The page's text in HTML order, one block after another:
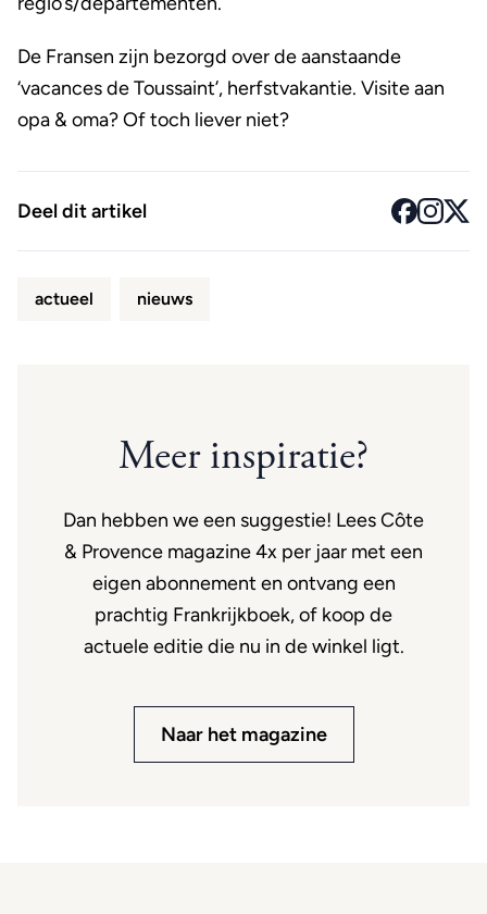
De Fransen zijn bezorgd over de aanstaande
‘vacances de Toussaint’, herfstvakantie. Visite aan
opa & oma? Of toch liever niet?
Deel dit artikel
actueel nieuws
Meer inspiratie?
Dan hebben we een suggestie! Lees Côte
& Provence magazine 4x per jaar met een
eigen abonnement en ontvang een
prachtig Frankrijkboek, of koop de
actuele editie die nu in de winkel ligt.
Naar het magazine